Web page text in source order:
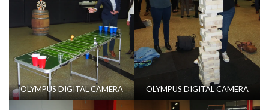
OLYMPUS DIGITAL CAMERA OLYMPUS DIGITAL CAMERA